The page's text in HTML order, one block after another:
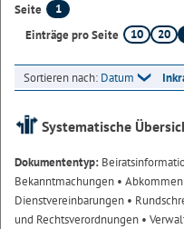
Seite
1
Einträge pro Seite
10 20
Sortieren nach: Datum
Systematische
Dokumententyp:
Bekanntmachungen • Abkommen
Dienstvereinbarungen •
und Rechtsverordnungen •